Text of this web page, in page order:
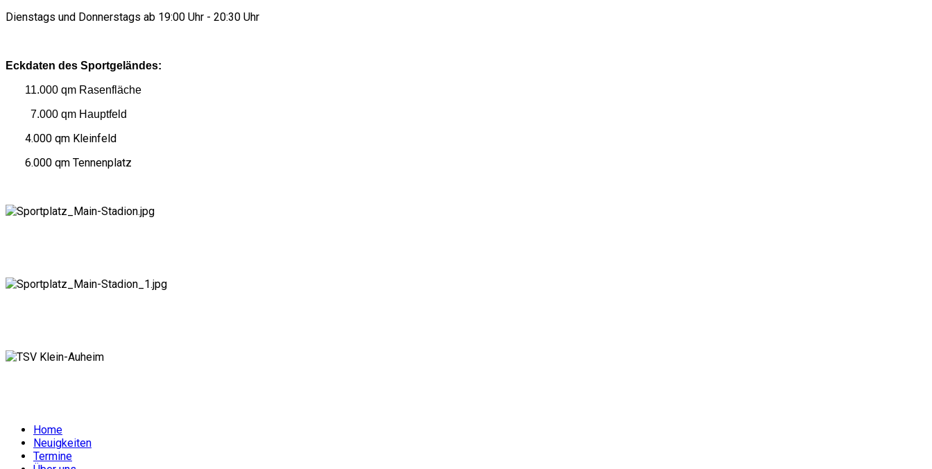
Dienstags und Donnerstags ab 19:00 Uhr - 20:30 Uhr
Eckdaten des Sportgeländes:
11.000 qm Rasenfläche
7.000 qm Hauptfeld
4.000 qm Kleinfeld
6.000 qm Tennenplatz
Home
Neuigkeiten
Termine